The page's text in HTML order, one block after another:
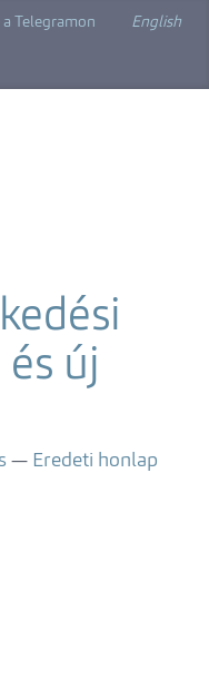
a Telegramon English
új
Eredeti honlap